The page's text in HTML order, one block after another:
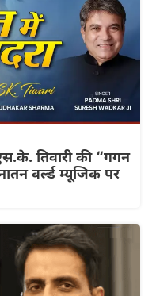
तिवारी की “गगन
वर्ल्ड म्यूजिक पर